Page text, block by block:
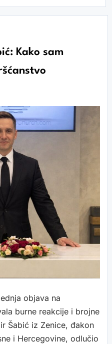
Kako sam
objava na
burne reakcije i brojne
Šabić iz Zenice, đakon
i Hercegovine, odlučio